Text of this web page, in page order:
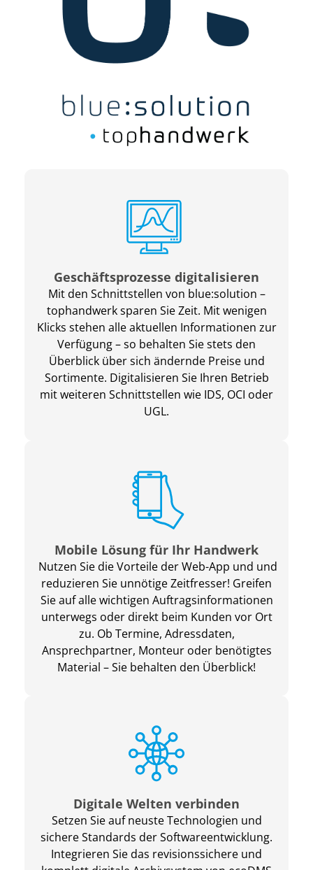
Geschäftsprozesse digitalisieren
Mit den Schnittstellen von blue:solution –
tophandwerk sparen Sie Zeit. Mit wenigen
Klicks stehen alle aktuellen Informationen zur
Verfügung – so behalten Sie stets den
Überblick über sich ändernde Preise und
Sortimente. Digitalisieren Sie Ihren Betrieb
mit weiteren Schnittstellen wie IDS, OCI oder
UGL.
Mobile Lösung für Ihr Handwerk
Nutzen Sie die Vorteile der Web-App und und
reduzieren Sie unnötige Zeitfresser! Greifen
Sie auf alle wichtigen Auftragsinformationen
unterwegs oder direkt beim Kunden vor Ort
zu. Ob Termine, Adressdaten,
Ansprechpartner, Monteur oder benötigtes
Material – Sie behalten den Überblick!
Digitale Welten verbinden
Setzen Sie auf neuste Technologien und
sichere Standards der Softwareentwicklung.
Integrieren Sie das revisionssichere und